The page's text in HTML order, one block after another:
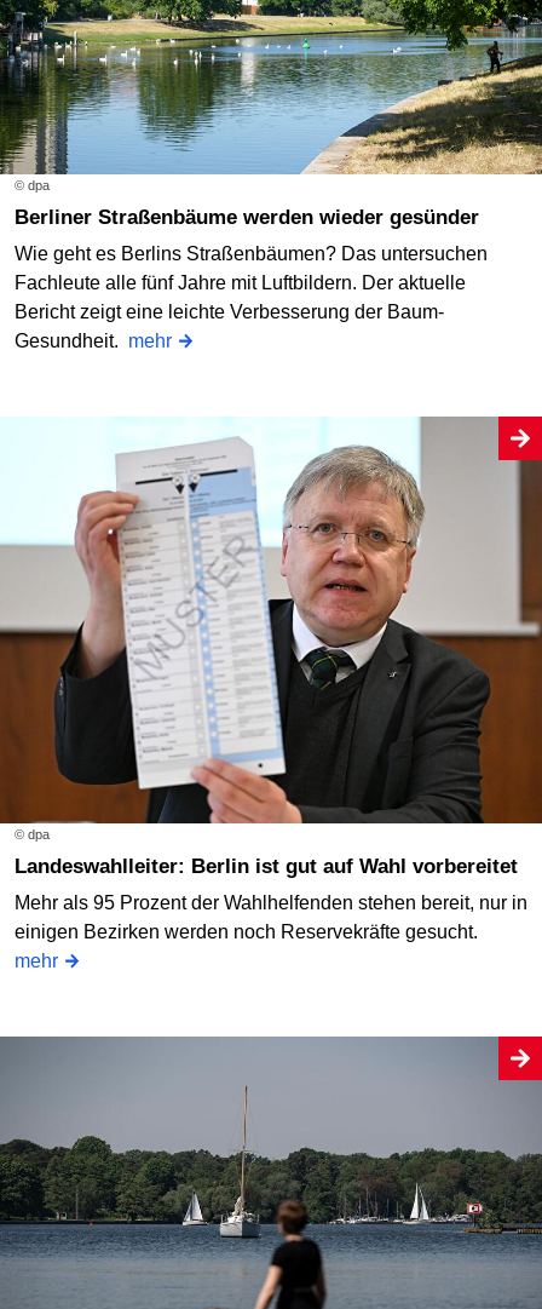
© dpa
Berliner Straßenbäume werden wieder gesünder
Wie geht es Berlins Straßenbäumen? Das untersuchen
Fachleute alle fünf Jahre mit Luftbildern. Der aktuelle
Bericht zeigt eine leichte Verbesserung der Baum-
Gesundheit. mehr
© dpa
Landeswahlleiter: Berlin ist gut auf Wahl vorbereitet
Mehr als 95 Prozent der Wahlhelfenden stehen bereit, nur in
einigen Bezirken werden noch Reservekräfte gesucht.
mehr